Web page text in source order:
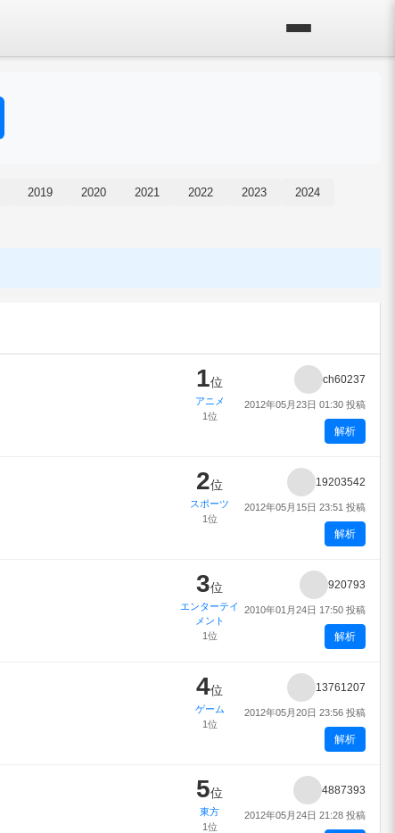
2019 2020 2021 2022 2023 2024
1位
アニメ
1位
ch60237
2012年05月23日 01:30 投稿
解析
2位
スポーツ
1位
19203542
2012年05月15日 23:51 投稿
解析
3位
エンターテイ
メント
1位
920793
2010年01月24日 17:50 投稿
解析
4位
ゲーム
1位
13761207
2012年05月20日 23:56 投稿
解析
5位
東方
1位
4887393
2012年05月24日 21:28 投稿